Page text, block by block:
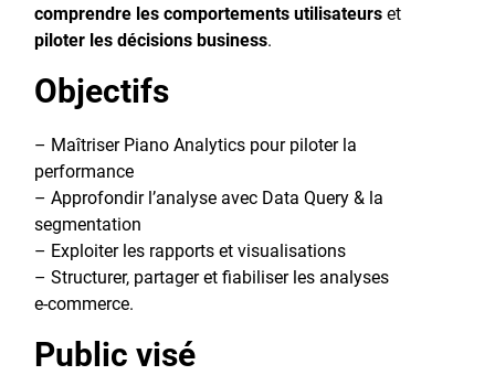
comprendre les comportements utilisateurset
piloter les décisions business.
Objectifs
– Maîtriser Piano Analytics pour piloter la
performance
– Approfondir l’analyse avec Data Query & la
segmentation
– Exploiter les rapports et visualisations
– Structurer, partager et fiabiliser les analyses
e-commerce.
Public visé